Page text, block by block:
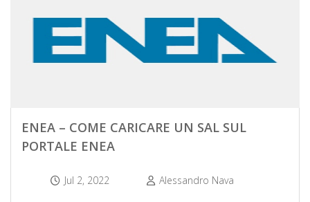
ENEA – COME CARICARE UN SAL SUL
PORTALE ENEA
Jul 2, 2022 Alessandro Nava